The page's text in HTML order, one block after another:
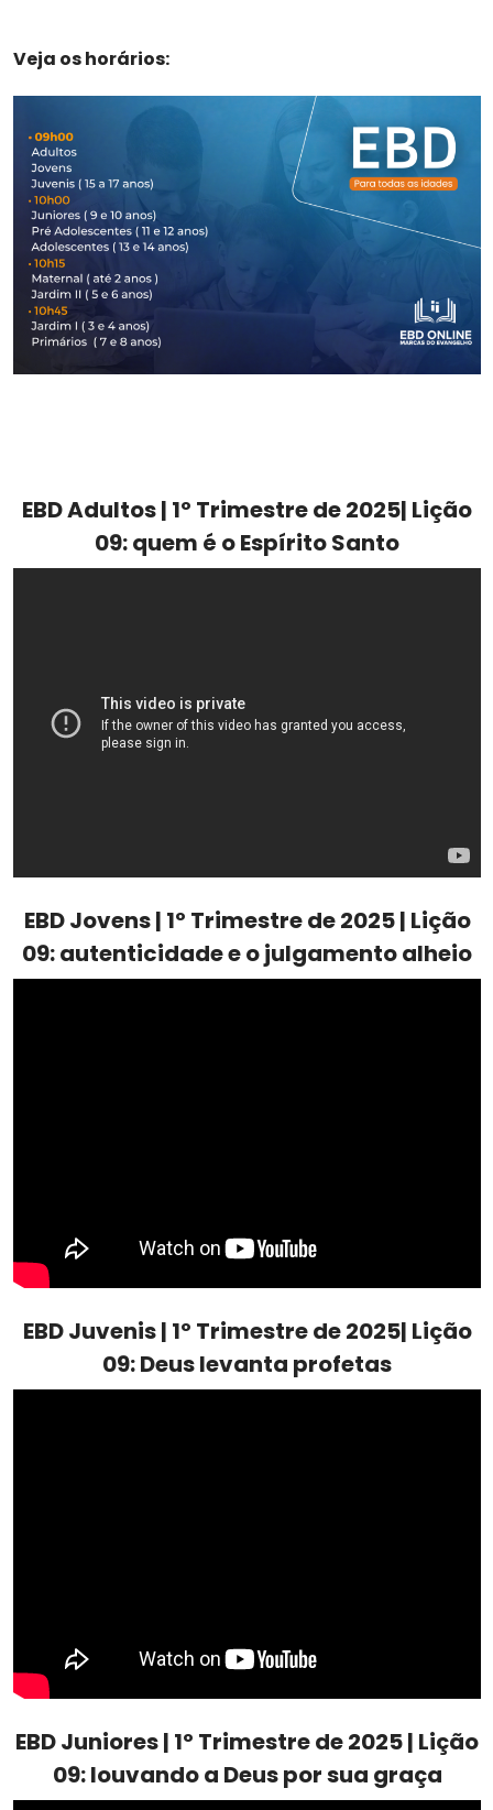
Veja os horários:
EBD Adultos | 1º Trimestre de 2025| Lição
09: quem é o Espírito Santo
EBD Jovens | 1º Trimestre de 2025 | Lição
09: autenticidade e o julgamento alheio
EBD Juvenis | 1º Trimestre de 2025| Lição
09: Deus levanta profetas
EBD Juniores | 1º Trimestre de 2025 | Lição
09: louvando a Deus por sua graça